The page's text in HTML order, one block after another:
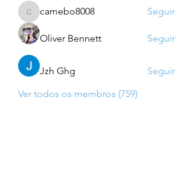
camebo8008
camebo8008 Seguir
Oliver Bennett Seguir
Jzh Ghg
Seguir
Ver todos os membros (759)